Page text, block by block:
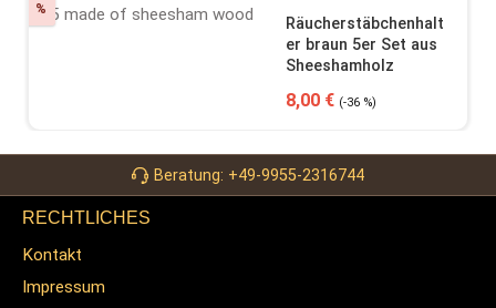
% Rabatt Durchschnittliche
Räucherstäbchenhalt
er braun 5er Set aus
Sheeshamholz
Verkaufspreis:
8,00 € Regulärer Preis:
(-36 %)
Beratung: +49-9955-2316744
RECHTLICHES
Kontakt
Impressum